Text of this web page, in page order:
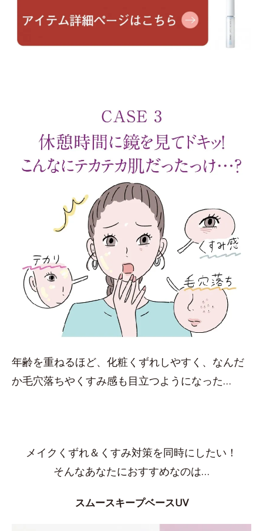
年齢を重ねるほど、化粧くずれしやすく、なんだ
か毛穴落ちやくすみ感も目立つようになった…
メイクくずれ＆くすみ対策を同時にしたい！
そんなあなたにおすすめなのは…
スムースキープベースUV